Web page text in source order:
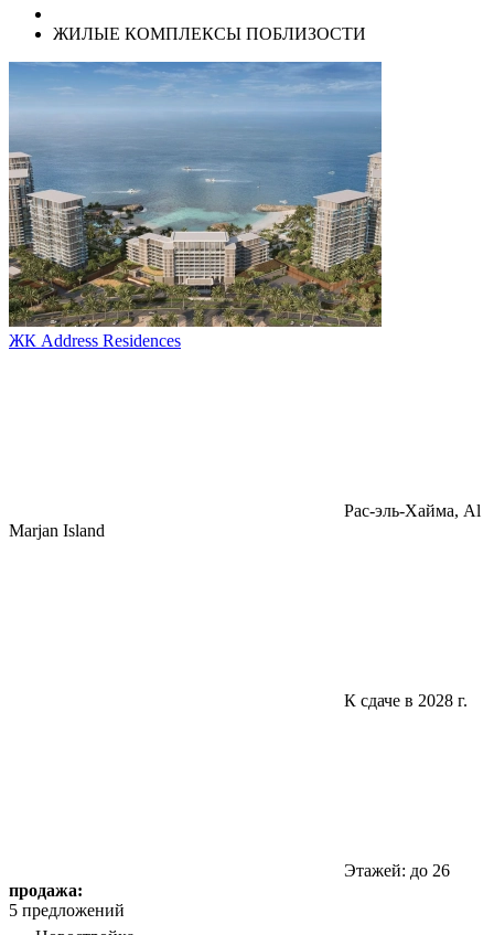
ЖИЛЫЕ КОМПЛЕКСЫ ПОБЛИЗОСТИ
ЖК Address Residences
Pac-эль-Хайма, Al
Marjan Island
К сдаче в 2028 г.
Этажей: до 26
продажа:
5 предложений